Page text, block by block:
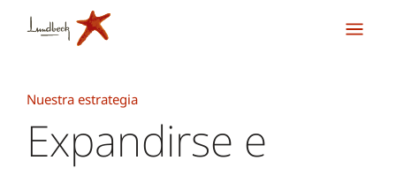
Nuestra estrategia
Expandirse e